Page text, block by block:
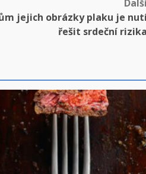
jejich obrázky plaku je
řešit srdeční rizika